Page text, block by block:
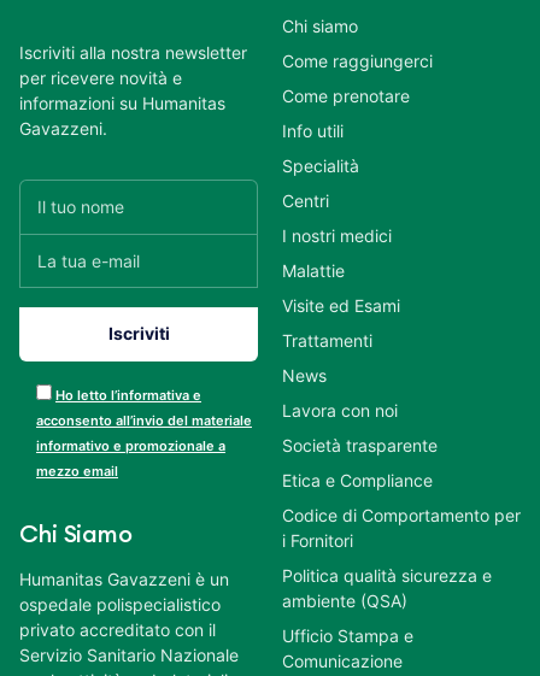
Iscriviti alla nostra newsletter
per ricevere novità e
informazioni su Humanitas
Gavazzeni.
Ho letto l’informativa e
acconsento all’invio del materiale
informativo e promozionale a
mezzo email
Chi Siamo
Humanitas Gavazzeni è un
ospedale polispecialistico
privato accreditato con il
Servizio Sanitario Nazionale
Chi siamo
Come raggiungerci
Come prenotare
Info utili
Specialità
Centri
I nostri medici
Malattie
Visite ed Esami
Trattamenti
News
Lavora con noi
Società trasparente
Etica e Compliance
Codice di Comportamento per
i Fornitori
Politica qualità sicurezza e
ambiente (QSA)
Ufficio Stampa e
Comunicazione